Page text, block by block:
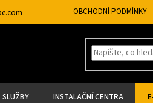
OBCHODNÍ PODMÍNKY
SLUŽBY INSTALAČNÍ CENTRA